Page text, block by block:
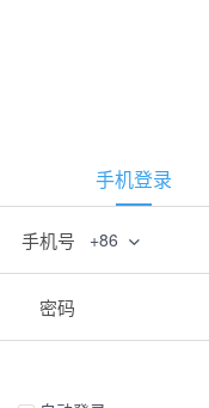
手机登录
手机号 +86
密码